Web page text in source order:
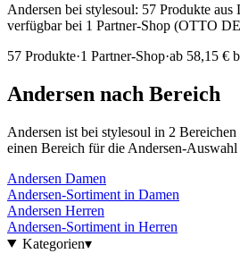
Andersen bei stylesoul: 57 Produkte aus
verfügbar bei 1 Partner-Shop (OTTO
57 Produkte·1 Partner-Shop·ab 58,15 €
Andersen nach Bereich
Andersen ist bei stylesoul in 2 Bereichen
einen Bereich für die Andersen-Auswahl
Andersen Damen
Andersen-Sortiment in Damen
Andersen Herren
Andersen-Sortiment in Herren
Kategorien▾